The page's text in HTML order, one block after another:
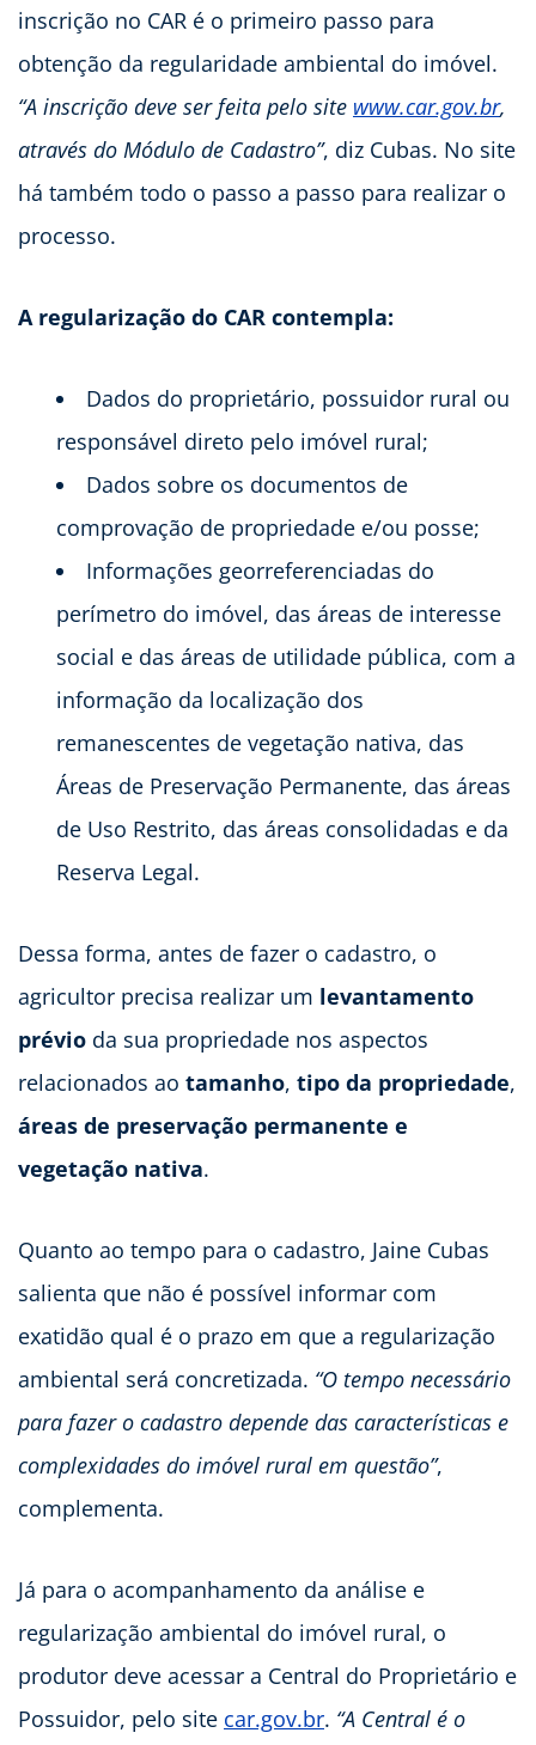
inscrição no CAR é o primeiro passo para
obtenção da regularidade ambiental do imóvel.
“A inscrição deve ser feita pelo site www.car.gov.br,
através do Módulo de Cadastro”, diz Cubas. No site
há também todo o passo a passo para realizar o
processo.
A regularização do CAR contempla:
Dados do proprietário, possuidor rural ou
responsável direto pelo imóvel rural;
Dados sobre os documentos de
comprovação de propriedade e/ou posse;
Informações georreferenciadas do
perímetro do imóvel, das áreas de interesse
social e das áreas de utilidade pública, com a
informação da localização dos
remanescentes de vegetação nativa, das
Áreas de Preservação Permanente, das áreas
de Uso Restrito, das áreas consolidadas e da
Reserva Legal.
Dessa forma, antes de fazer o cadastro, o
agricultor precisa realizar um levantamento
prévio da sua propriedade nos aspectos
relacionados ao tamanho, tipo da propriedade,
áreas de preservação permanente e
vegetação nativa.
Quanto ao tempo para o cadastro, Jaine Cubas
salienta que não é possível informar com
exatidão qual é o prazo em que a regularização
ambiental será concretizada. “O tempo necessário
para fazer o cadastro depende das características e
complexidades do imóvel rural em questão”,
complementa.
Já para o acompanhamento da análise e
regularização ambiental do imóvel rural, o
produtor deve acessar a Central do Proprietário e
Possuidor, pelo site car.gov.br. “A Central é o